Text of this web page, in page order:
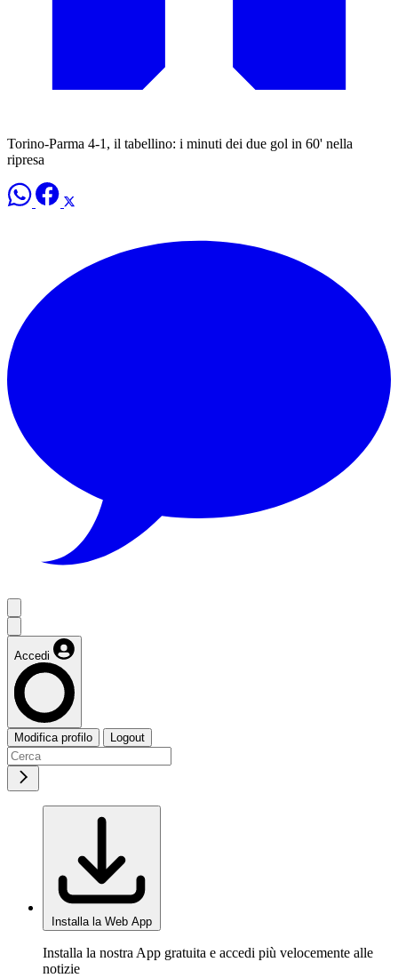
Torino-Parma 4-1, il tabellino: i minuti dei due gol in 60' nella
ripresa
Accedi
Modifica profilo Logout
Installa la Web App
Installa la nostra App gratuita e accedi più velocemente alle
notizie